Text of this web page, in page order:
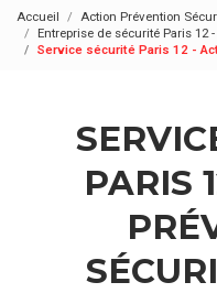
Accueil
Action Prévention
Entreprise de sécurité Paris 12
Service sécurité Paris 12 -
PARIS